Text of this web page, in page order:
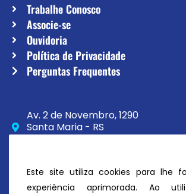
Trabalhe Conosco
Associe-se
Ouvidoria
Política de Privacidade
Perguntas Frequentes
Av. 2 de Novembro, 1290
Santa Maria - RS
CEP 97020-230
secretaria@atc.esp.br
Este site utiliza cookies para lhe
experiência aprimorada. Ao